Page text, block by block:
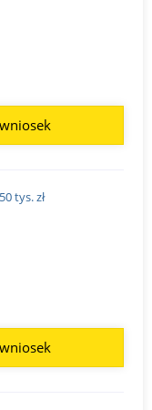
tys. zł